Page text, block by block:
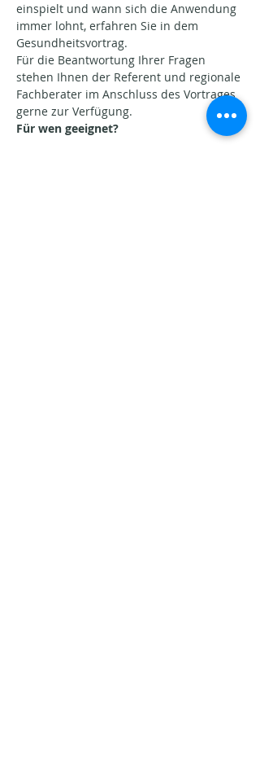
einspielt und wann sich die Anwendung
immer lohnt, erfahren Sie in dem
Gesundheitsvortrag.
Für die Beantwortung Ihrer Fragen
stehen Ihnen der Referent und regionale
Fachberater im Anschluss des Vortrages
gerne zur Verfügung.
Für wen geeignet?